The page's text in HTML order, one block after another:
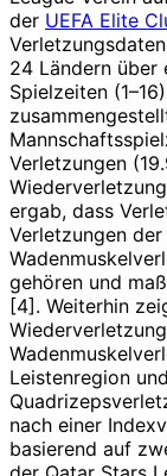
der UEFA Elite
24 Ländern über
Spielzeiten
Verletzungen
ergab, dass
Verletzungen
gehören und
[4]. Weiterhin
Leistenregion
nach einer
basierend auf